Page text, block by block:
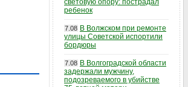
световую опору: пострадал
ребенок
7.08 В Волжском при ремонте
улицы Советской испортили
бордюры
7.08 В Волгоградской области
задержали мужчину,
подозреваемого в убийстве